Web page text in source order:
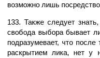
возможно лишь
133. Также следует
свобода выбора бывает
подразумевает, что после
раскрытием лика, нет у